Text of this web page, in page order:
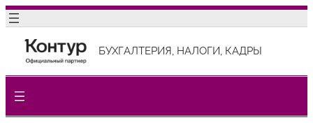
Перейти
содержимому
БУХГАЛТЕРИЯ, НАЛОГИ, КАДРЫ